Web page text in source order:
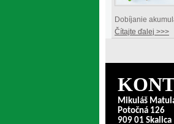
Dobíjanie
Čítajte ďalej >>>
Mikuláš
Potočná 126
909 01 Skalica